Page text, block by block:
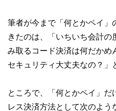
筆者が今まで「何とかペイ」
きたのは、「いちいち会計
み取るコード決済は何だかめ
セキュリティ大丈夫なの？」
ところで、「何とかペイ」だ
レス決済方法として次のよう